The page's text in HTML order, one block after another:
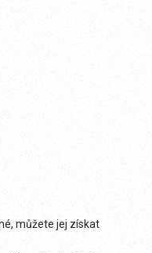
můžete jej získat